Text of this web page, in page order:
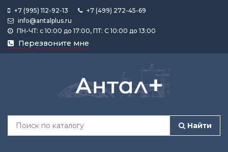
+7 (995) 112-92-13
+7 (499) 272-45-69
info@antalplus.ru
ПН-ЧТ: с 10:00 до 17:00, ПТ: С 10:00 до 13:00
Перезвоните мне
Найти
Каталог
продукции
Лента